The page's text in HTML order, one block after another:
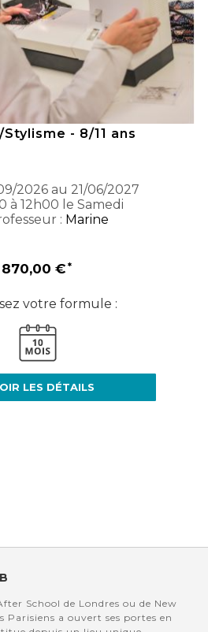
- 8/11 ans
2026 au 21/06/2027
à 12h00 le Samedi
: Marine
870,00 €
votre formule :
LES DÉTAILS
School de Londres ou de New
Parisiens a ouvert ses portes en